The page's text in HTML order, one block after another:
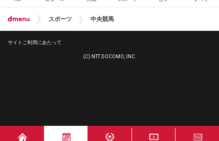
スポーツ 中央競馬
サイトご利用にあたって
(C) NTT DOCOMO, INC.